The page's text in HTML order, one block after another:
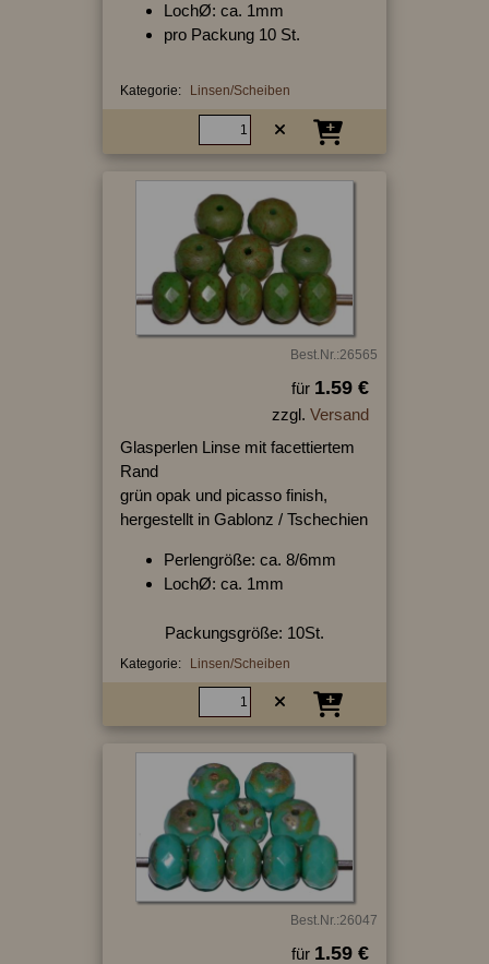
LochØ: ca. 1mm
pro Packung 10 St.
Kategorie: Linsen/Scheiben
Best.Nr.:26565
für 1.59 €
zzgl. Versand
Glasperlen Linse mit facettiertem
Rand
grün opak und picasso finish,
hergestellt in Gablonz / Tschechien
Perlengröße: ca. 8/6mm
LochØ: ca. 1mm
Packungsgröße: 10St.
Kategorie: Linsen/Scheiben
Best.Nr.:26047
für 1.59 €